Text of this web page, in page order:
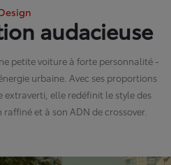
audacieuse
petite voiture à forte personnalité -
urbaine. Avec ses proportions
extraverti, elle redéfinit le style des
et à son ADN de crossover.